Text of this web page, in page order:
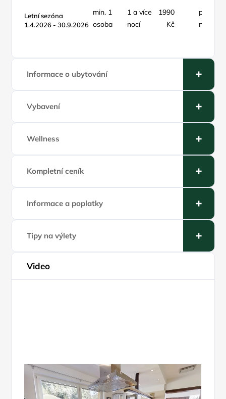
Letní sezóna
1.4.2026 - 30.9.2026
min. 1
osoba
1 a více
nocí
1990
Kč
pokoj /
noc
Informace o ubytování
Vybavení
Wellness
Kompletní ceník
Informace a poplatky
Tipy na výlety
Video